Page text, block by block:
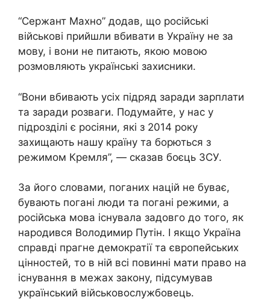
“Сержант Махно” додав, що російські
військові прийшли вбивати в Україну не за
мову, і вони не питають, якою мовою
розмовляють українські захисники.
“Вони вбивають усіх підряд заради зарплати
та заради розваги. Подумайте, у нас у
підрозділі є росіяни, які з 2014 року
захищають нашу країну та борються з
режимом Кремля”, — сказав боєць ЗСУ.
За його словами, поганих націй не буває,
бувають погані люди та погані режими, а
російська мова існувала задовго до того, як
народився Володимир Путін. І якщо Україна
справді прагне демократії та європейських
цінностей, то в ній всі повинні мати право на
існування в межах закону, підсумував
український військовослужбовець.